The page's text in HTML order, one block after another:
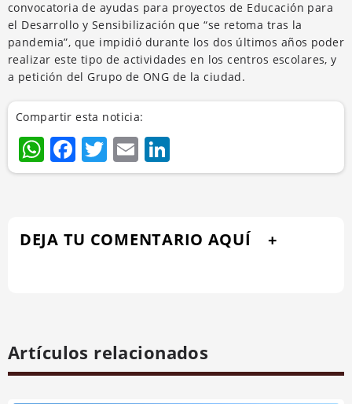
convocatoria de ayudas para proyectos de Educación para
el Desarrollo y Sensibilización que “se retoma tras la
pandemia”, que impidió durante los dos últimos años poder
realizar este tipo de actividades en los centros escolares, y
a petición del Grupo de ONG de la ciudad.
Compartir esta noticia:
WhatsApp
Facebook
Twitter
Email
DEJA TU COMENTARIO AQUÍ
Artículos relacionados